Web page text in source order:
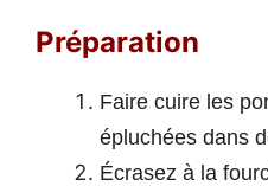
Préparation
Faire cuire les
épluchées dans
Écrasez à la